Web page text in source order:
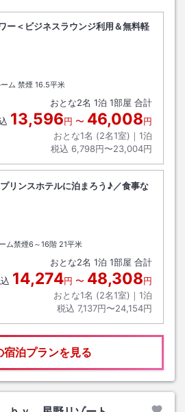
ー＜ビジネスラウンジ利用＆無料軽
ト
ム 禁煙 16.5平米
おとな2名 1泊 1部屋 合計
13,596円 〜 46,008円
おとな1名 (2名1室)｜ 1泊
税込 6,798円〜23,004円
プリンスホテルに泊まろう♪／食事な
ト
ム禁煙6～16階 21平米
おとな2名 1泊 1部屋 合計
14,274円 〜 48,308円
おとな1名 (2名1室)｜ 1泊
税込 7,137円〜24,154円
宿泊プランを見る